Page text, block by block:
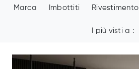
Marca Imbottiti Rivestimento
I più visti a :